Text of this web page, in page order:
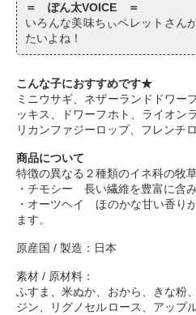
＝ ぽん太VOICE ＝
いろんな美味ちぃペレットさん
たいよね！
こんな子におすすめです★
ミニウサギ、ネザーランドドワー
ッキス、ドワーフホト、ライオン
リカンファジーロップ、フレンチ
商品について
特徴の異なる２種類のイネ科の牧
・チモシー 長い繊維を豊富に含
・オーツヘイ ほのかな甘い香り
ます。
原産国 / 製造：日本
素材 / 原材料：
ふすま、米ぬか、おから、きな粉
ジン、リグノセルロース、アップ